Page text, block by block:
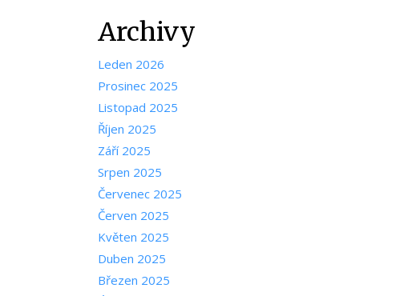
Archivy
Leden 2026
Prosinec 2025
Listopad 2025
Říjen 2025
Září 2025
Srpen 2025
Červenec 2025
Červen 2025
Květen 2025
Duben 2025
Březen 2025